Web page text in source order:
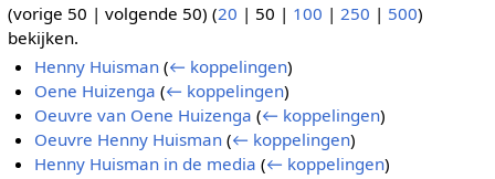
(vorige 50 | volgende 50) (20 | 50 | 100 | 250 | 500)
bekijken.
Henny Huisman (← koppelingen)
Oene Huizenga (← koppelingen)
Oeuvre van Oene Huizenga (← koppelingen)
Oeuvre Henny Huisman (← koppelingen)
Henny Huisman in de media (← koppelingen)